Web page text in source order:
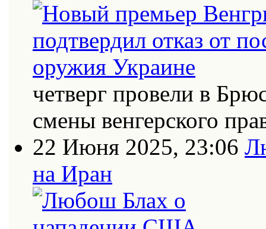
четверг провели в
смены венгерского
22 Июня 2025, 23:06
на Иран